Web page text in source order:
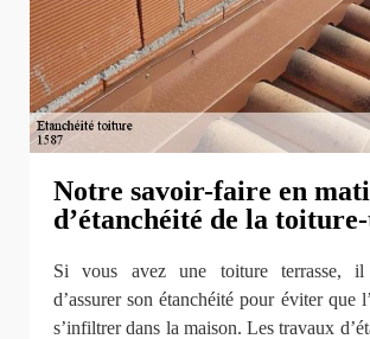
Notre savoir-faire en
d’étanchéité de la
Si vous avez une toiture terrasse, il
d’assurer son étanchéité pour éviter que
s’infiltrer dans la maison. Les travaux